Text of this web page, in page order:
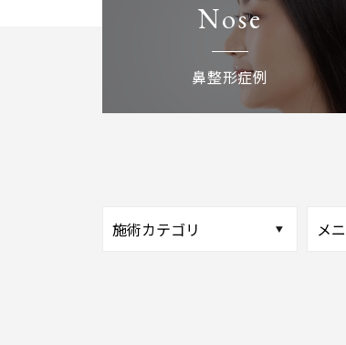
Nose
鼻整形症例